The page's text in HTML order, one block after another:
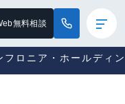
無料相談
フロニア・ホールディ